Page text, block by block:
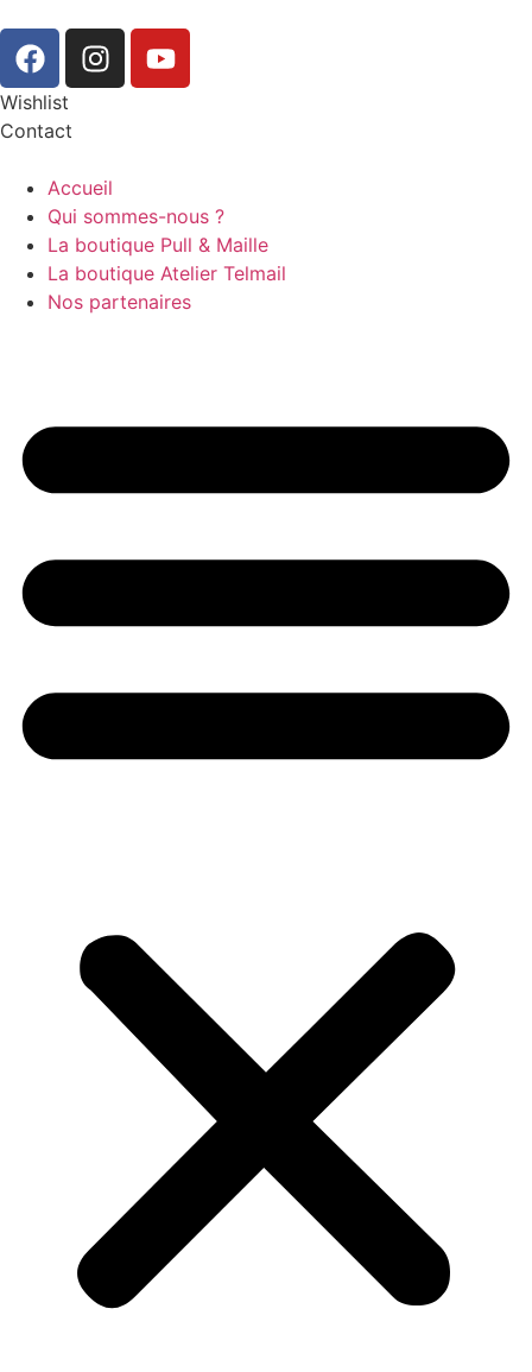
Wishlist
Contact
Accueil
Qui sommes-nous ?
La boutique Pull & Maille
La boutique Atelier Telmail
Nos partenaires